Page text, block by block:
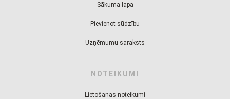
Sākuma lapa
Pievienot sūdzību
Uzņēmumu saraksts
NOTEIKUMI
Lietošanas noteikumi